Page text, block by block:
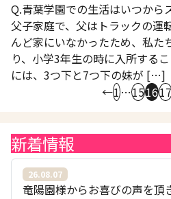
Q.青葉学園での生活はいつから
父子家庭で、父はトラックの運
んど家にいなかったため、私た
り、小学3年生の時に入所する
には、3つ下と7つ下の妹が […]
←1…151617
新着情報
26.08.07
竜陽園様からお喜びの声を頂